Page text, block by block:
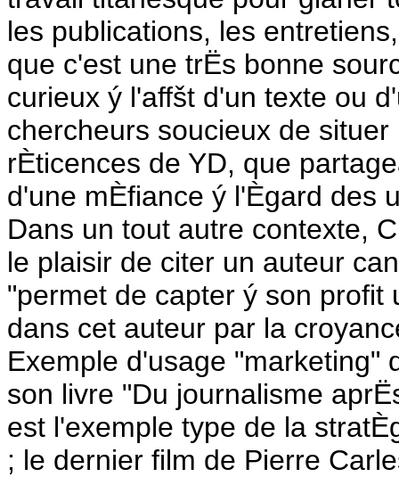
les publications, les
que c'est une trËs bonne
curieux ý l'affšt d'un texte ou
chercheurs soucieux de
rÈticences de YD, que
d'une mÈfiance ý l'Ègard des
Dans un tout autre contexte,
le plaisir de citer un auteur
"permet de capter ý son profit
dans cet auteur par la
Exemple d'usage "marketing"
son livre "Du journalisme
est l'exemple type de la
; le dernier film de Pierre